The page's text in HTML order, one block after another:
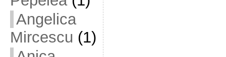
Angelica
Mircescu (1)